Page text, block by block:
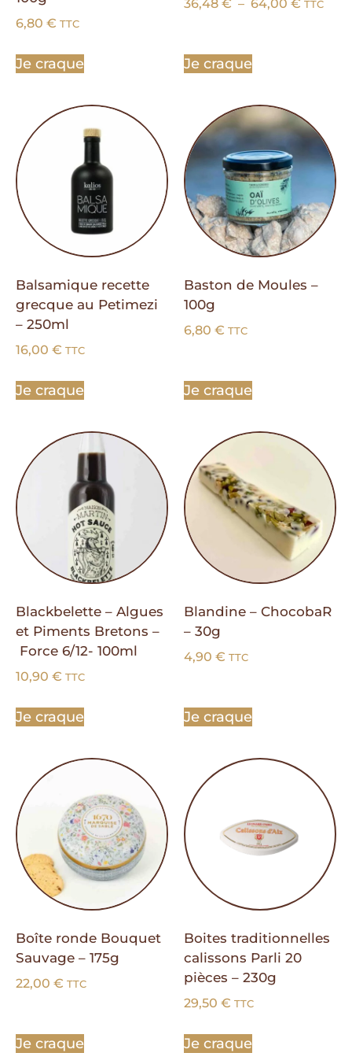
6,80 € TTC
Je craque
36,48 € – 64,00 € TTC
Je craque
Balsamique recette
grecque au Petimezi
– 250ml
16,00 € TTC
Je craque
Baston de Moules –
100g
6,80 € TTC
Je craque
Blackbelette – Algues
et Piments Bretons –
Force 6/12- 100ml
10,90 € TTC
Je craque
Blandine – ChocobaR
– 30g
4,90 € TTC
Je craque
Boîte ronde Bouquet
Sauvage – 175g
22,00 € TTC
Je craque
Boites traditionnelles
calissons Parli 20
pièces – 230g
29,50 € TTC
Je craque